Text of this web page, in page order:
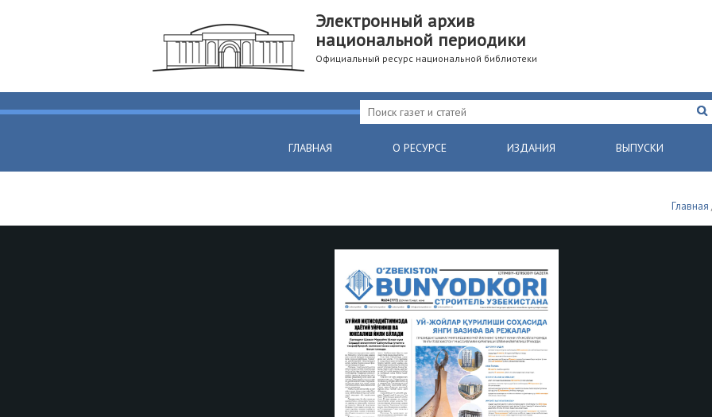
Электронный архив
национальной периодики
Официальный ресурс национальной библиотеки
ГЛАВНАЯ О РЕСУРСЕ ИЗДАНИЯ ВЫПУСКИ
Главная